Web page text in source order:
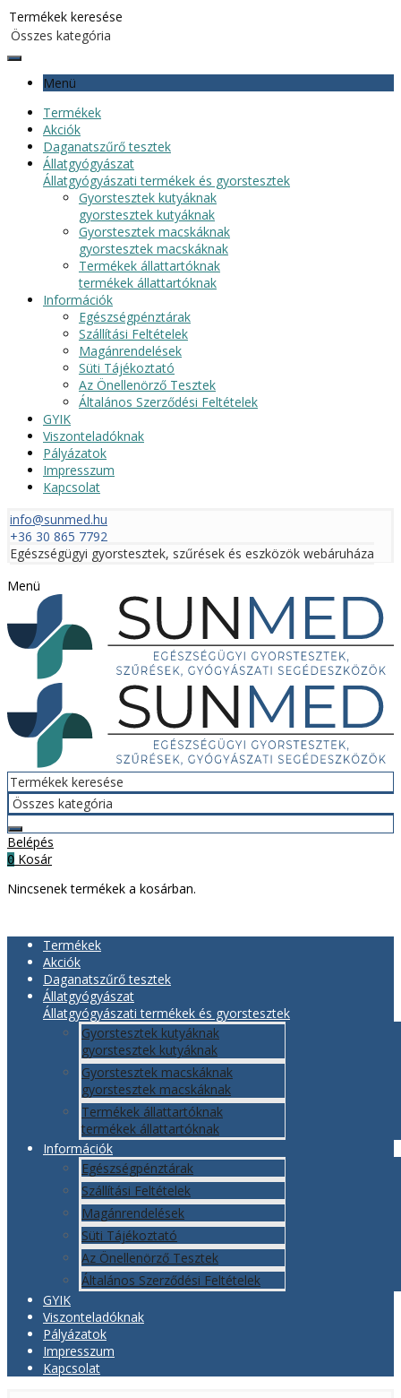
Menü
Termékek
Akciók
Daganatszűrő tesztek
Állatgyógyászat
Állatgyógyászati termékek és gyorstesztek
Gyorstesztek kutyáknak
gyorstesztek kutyáknak
Gyorstesztek macskáknak
gyorstesztek macskáknak
Termékek állattartóknak
termékek állattartóknak
Információk
Egészségpénztárak
Szállítási Feltételek
Magánrendelések
Süti Tájékoztató
Az Önellenörző Tesztek
Általános Szerződési Feltételek
GYIK
Viszonteladóknak
Pályázatok
Impresszum
Kapcsolat
info@sunmed.hu
+36 30 865 7792
Egészségügyi gyorstesztek, szűrések és eszközök webáruháza
Menü
Belépés
0 Kosár
Nincsenek termékek a kosárban.
Termékek
Akciók
Daganatszűrő tesztek
Állatgyógyászat
Állatgyógyászati termékek és gyorstesztek
Gyorstesztek kutyáknak
gyorstesztek kutyáknak
Gyorstesztek macskáknak
gyorstesztek macskáknak
Termékek állattartóknak
termékek állattartóknak
Információk
Egészségpénztárak
Szállítási Feltételek
Magánrendelések
Süti Tájékoztató
Az Önellenörző Tesztek
Általános Szerződési Feltételek
GYIK
Viszonteladóknak
Pályázatok
Impresszum
Kapcsolat